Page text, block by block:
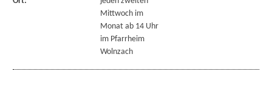
Mittwoch im
Monat ab 14 Uhr
im Pfarrheim
Wolnzach